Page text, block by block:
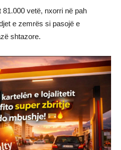
vetë, nxorri në pah
e zemrës si pasojë e
shtazore.